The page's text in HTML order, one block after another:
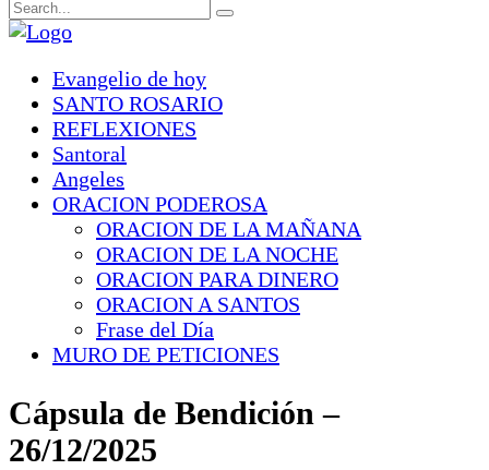
Evangelio de hoy
SANTO ROSARIO
REFLEXIONES
Santoral
Angeles
ORACION PODEROSA
ORACION DE LA MAÑANA
ORACION DE LA NOCHE
ORACION PARA DINERO
ORACION A SANTOS
Frase del Día
MURO DE PETICIONES
Cápsula de Bendición –
26/12/2025